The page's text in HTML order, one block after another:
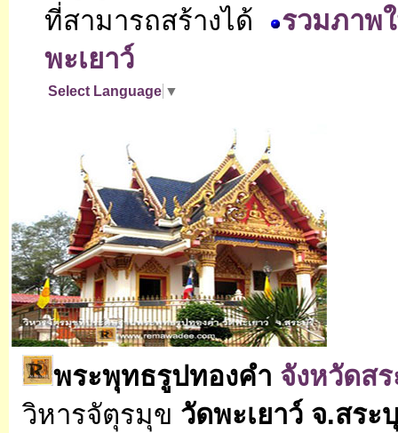
ที่สามารถสร้างได้
รวมภาพ
พะเยาว์
Select Language ▼
พระพุทธรูปทองคำ จังหวัดส
วิหารจัตุรมุข วัดพะเยาว์ จ.สระ